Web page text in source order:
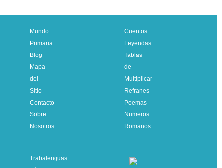
Mundo
Primaria
Blog
Mapa
del
Sitio
Contacto
Sobre
Nosotros
Cuentos
Leyendas
Tablas
de
Multiplicar
Refranes
Poemas
Números
Romanos
Trabalenguas